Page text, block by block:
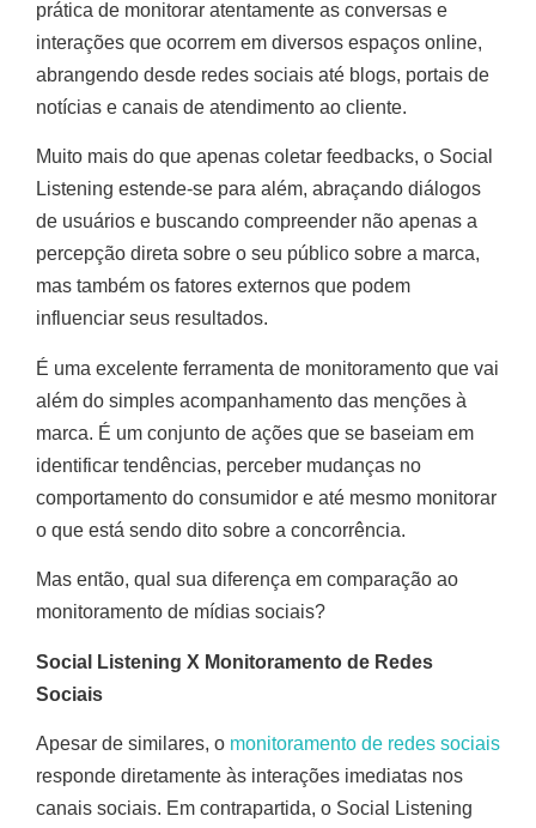
prática de monitorar atentamente as conversas e
interações que ocorrem em diversos espaços online,
abrangendo desde redes sociais até blogs, portais de
notícias e canais de atendimento ao cliente.
Muito mais do que apenas coletar feedbacks, o Social
Listening estende-se para além, abraçando diálogos
de usuários e buscando compreender não apenas a
percepção direta sobre o seu público sobre a marca,
mas também os fatores externos que podem
influenciar seus resultados.
É uma excelente ferramenta de monitoramento que vai
além do simples acompanhamento das menções à
marca. É um conjunto de ações que se baseiam em
identificar tendências, perceber mudanças no
comportamento do consumidor e até mesmo monitorar
o que está sendo dito sobre a concorrência.
Mas então, qual sua diferença em comparação ao
monitoramento de mídias sociais?
Social Listening X Monitoramento de Redes
Sociais
Apesar de similares, o monitoramento de redes sociais
responde diretamente às interações imediatas nos
canais sociais. Em contrapartida, o Social Listening